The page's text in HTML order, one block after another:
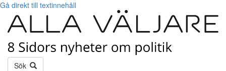
Gå direkt till textinnehåll
Sök